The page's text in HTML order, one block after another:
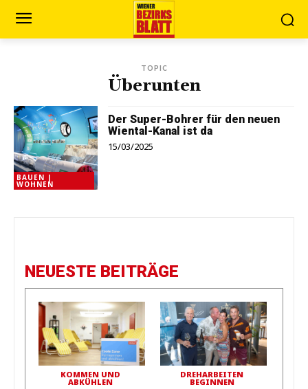
TOPIC
Überunten
BAUEN |
WOHNEN
Der Super-Bohrer für den neuen
Wiental-Kanal ist da
15/03/2025
NEUESTE BEITRÄGE
KOMMEN UND
ABKÜHLEN
DREHARBEITEN
BEGINNEN